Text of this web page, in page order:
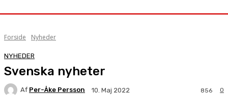
Forside Nyheder
NYHEDER
Svenska nyheter
Af Per-Åke Persson 10. Maj 2022 0
856